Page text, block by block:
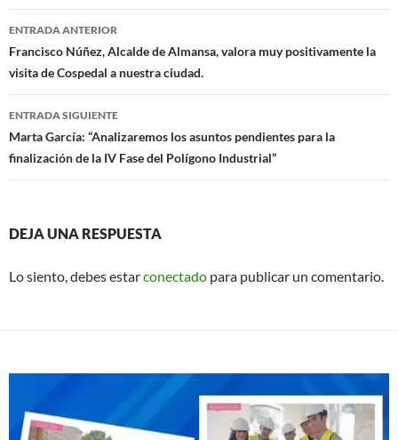
b
o
o
k
s
A
p
p
Navegación
de
entradas
ENTRADA ANTERIOR
Francisco Núñez, Alcalde de Almansa, valora muy positivamente la
visita de Cospedal a nuestra ciudad.
ENTRADA SIGUIENTE
Marta García: “Analizaremos los asuntos pendientes para la
finalización de la IV Fase del Polígono Industrial”
DEJA UNA RESPUESTA
Lo siento, debes estarconectado para publicar un comentario.